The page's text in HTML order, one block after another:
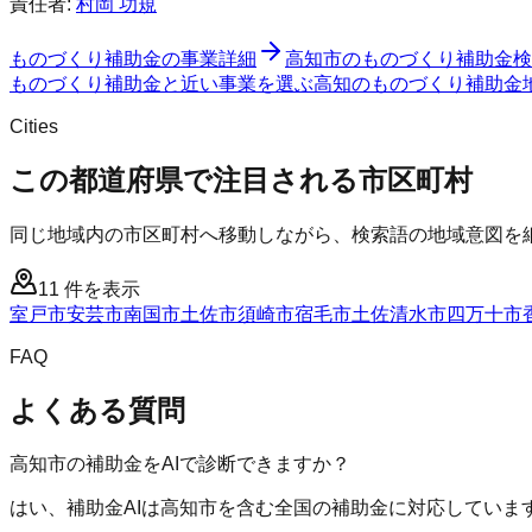
ものづくり補助金の事業詳細 高知市のものづくり補助金
ものづくり補助金と近い事業を選ぶ高知のものづくり補助金
Cities
この都道府県で注目される市区町村
同じ地域内の市区町村へ移動しながら、検索語の地域意図を
11 件を表示
室戸市安芸市南国市土佐市須崎市宿毛市土佐清水市四万十市
FAQ
よくある質問
高知市の補助金をAIで診断できますか？
はい、補助金AIは高知市を含む全国の補助金に対応してい